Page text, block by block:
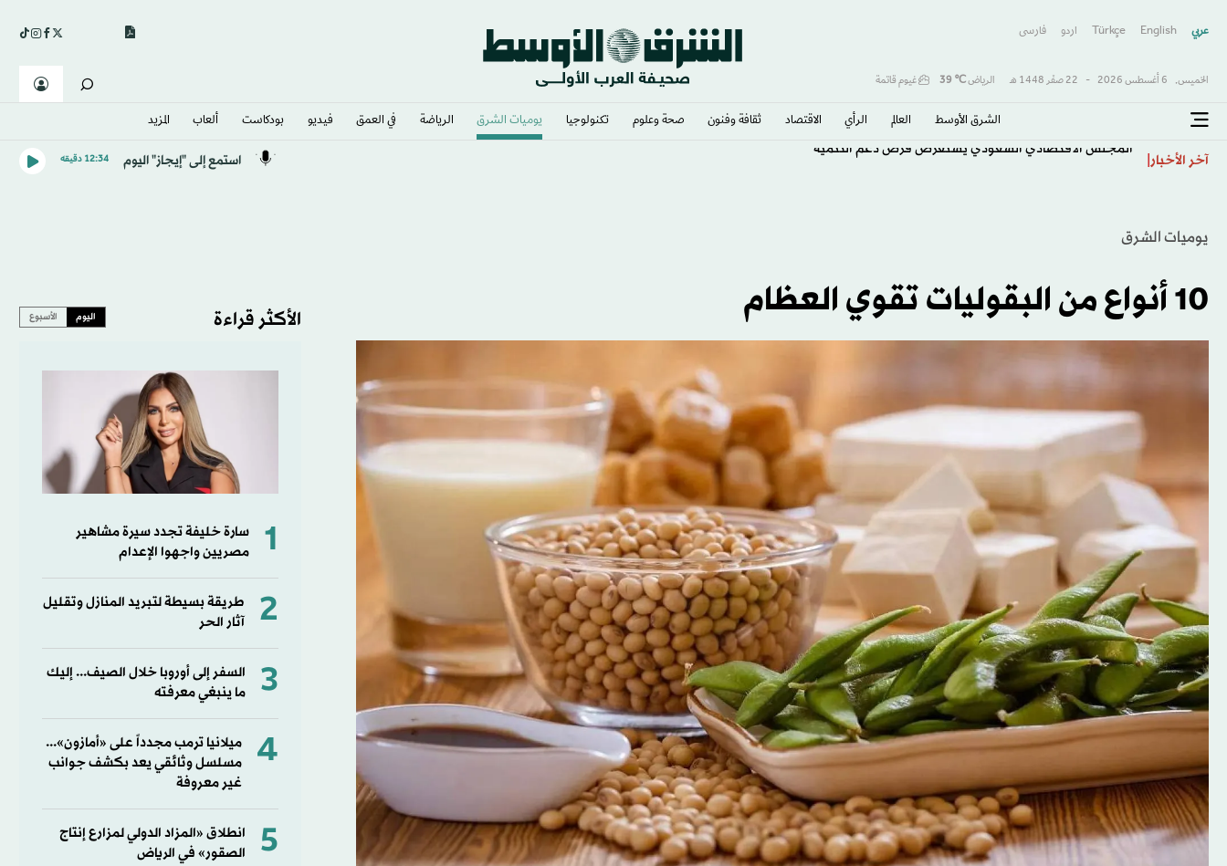
عربي English
Türkçe اردو فارسى
الخميس, 6 أغسطس 2026 - 22 صفَر 1448 هـ الرياض℃
39 غيوم قاتمة
الشرق الأوسط​ العالم الرأي الاقتصاد ثقافة وفنون صحة وعلوم تكنولوجيا يوميات الشرق​ الرياضة في العمق فيديو بودكاست ألعاب المزيد
آخر الأخبار المجلس الاقتصادي السعودي يستعرض فرص دعم التنمية استمع إلى "إيجاز" اليوم 12:34 دقيقه
يوميات الشرق
10 أنواع من البقوليات تقوي العظام الأكثر قراءة اليوم الأسبوع
1
سارة خليفة تجدد سيرة مشاهير
مصريين واجهوا الإعدام
2
طريقة بسيطة لتبريد المنازل وتقليل
آثار الحر
3
السفر إلى أوروبا خلال الصيف... إليك
ما ينبغي معرفته
4
ميلانيا ترمب مجدداً على «أمازون»...
مسلسل وثائقي يعد بكشف جوانب
غير معروفة
5
انطلاق «المزاد الدولي لمزارع إنتاج
الصقور» في الرياض